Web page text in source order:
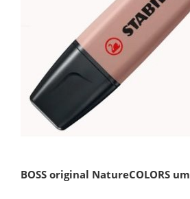
BOSS original NatureCOLORS um